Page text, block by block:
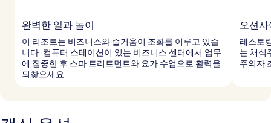
완벽한 일과 놀이
이 리조트는 비즈니스와 즐거움이 조화를 이루고 있습
니다. 컴퓨터 스테이션이 있는 비즈니스 센터에서 업무
에 집중한 후 스파 트리트먼트와 요가 수업으로 활력을
되찾으세요.
오션
레스토
는 채식
주의자